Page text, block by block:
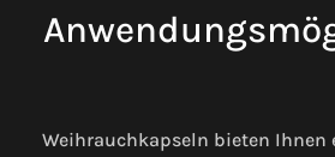
Weihrauchkapseln bieten